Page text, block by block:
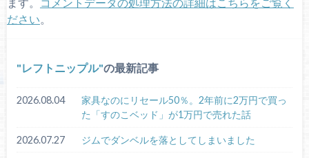
ださい。
レフトニップル の最新記事
2026.08.04
家具なのにリセール50％。2年前に2万円で買っ
た「すのこベッド」が1万円で売れた話
2026.07.27 ジムでダンベルを落としてしまいました